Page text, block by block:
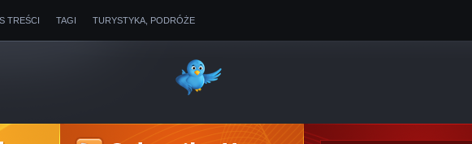
TREŚCI TAGI TURYSTYKA, PODRÓŻE